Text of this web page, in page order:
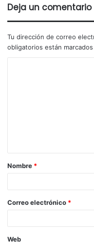
Deja un comentario
Tu dirección de correo
obligatorios están
Nombre *
Correo electrónico *
Web